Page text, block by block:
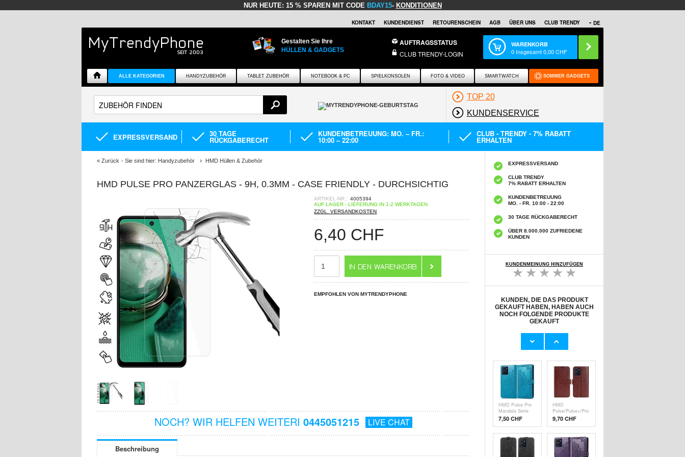
NUR HEUTE: 15 % SPAREN MIT CODE BDAY15- KONDITIONEN
DE
KONTAKT KUNDENDIENST RETOURENSCHEIN AGB ÜBER UNS CLUB TRENDY
Gestalten Sie Ihre
HÜLLEN & GADGETS
AUFTRAGSSTATUS
CLUB TRENDY-LOGIN
WARENKORB
0 Insgesamt0,00CHF
ALLE KATEGORIEN HANDYZUBEHÖR TABLET ZUBEHÖR NOTEBOOK & PC SPIELKONSOLEN FOTO & VIDEO SMARTWATCH SOMMER GADGETS
TOP 20
KUNDENSERVICE
EXPRESSVERSAND 30 TAGE
RÜCKGABERECHT
KUNDENBETREUUNG: MO. – FR.:
10:00 – 22:00
CLUB - TRENDY - 7% RABATT
ERHALTEN
« Zurück - Sie sind hier: Handyzubehör HMD Hüllen & Zubehör
HMD PULSE PRO PANZERGLAS - 9H, 0.3MM - CASE FRIENDLY - DURCHSICHTIG
ARTIKEL-NR.: 4005394
AUF LAGER - LIEFERUNG IN 1-2 WERKTAGEN
ZZGL. VERSANDKOSTEN
6,40 CHF
EMPFOHLEN VON MYTRENDYPHONE
NOCH? WIR HELFEN WEITERI 0445051215 LIVE CHAT
Beschreibung
EXPRESSVERSAND
CLUB TRENDY
7% RABATT ERHALTEN
KUNDENBETREUUNG
MO. - FR. 10:00 - 22:00
30 TAGE RÜCKGABERECHT
ÜBER 8.000.000 ZUFRIEDENE
KUNDEN
KUNDENMEINUNG HINZUFÜGEN
KUNDEN, DIE DAS PRODUKT
GEKAUFT HABEN, HABEN AUCH
NOCH FOLGENDE PRODUKTE
GEKAUFT
Schutzhülle mit
- Schwarz
HMD Pulse Pro
Wallet Hülle -
Grün
6,40
HMD Pulse Pro
Mandala Serie
Wallet Hülle -
Blau
7,50 CHF
HMD
Pulse/Pulse+/Pro
Wallet
Schutzhülle mit
Magnetverschluss
- braun
9,70 CHF